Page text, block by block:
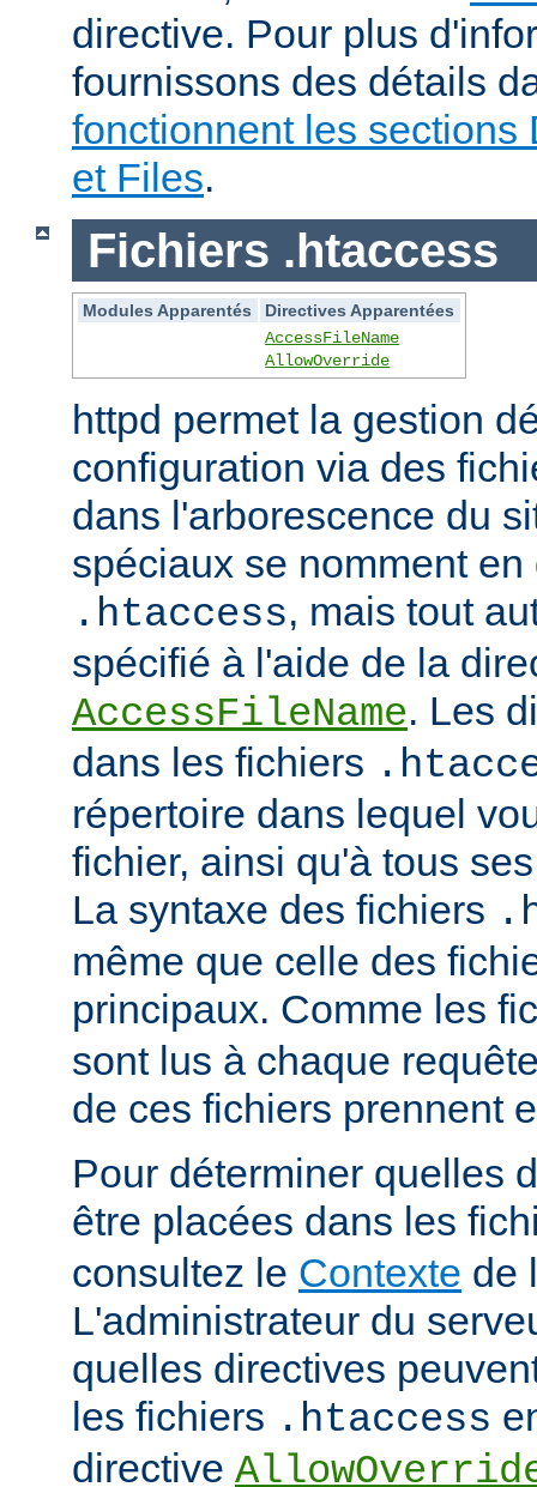
directive. Pour plus
fournissons des détails
fonctionnent les sections
et Files.
Fichiers .htaccess
Modules Apparentés
Directives Apparentées
AccessFileName
AllowOverride
httpd permet la gestion
configuration via des
dans l'arborescence du
spéciaux se nomment en
.htaccess, mais tout
spécifié à l'aide de la
AccessFileName. Les
dans les fichiers
répertoire dans lequel
fichier, ainsi qu'à tous
La syntaxe des fichiers
même que celle des
principaux. Comme les
sont lus à chaque
de ces fichiers prennent
Pour déterminer quelles
être placées dans les
consultez le Contexte de
L'administrateur du
quelles directives
les fichiers .htaccess
directive